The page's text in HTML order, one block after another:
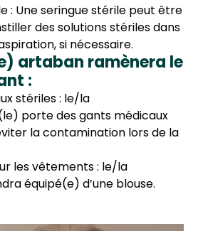
: Une seringue stérile peut être
des solutions stériles dans
si nécessaire.
artaban ramènera le
:
stériles : le/la
porte des gants médicaux
la contamination lors de la
les vêtements : le/la
équipé(e) d’une blouse.